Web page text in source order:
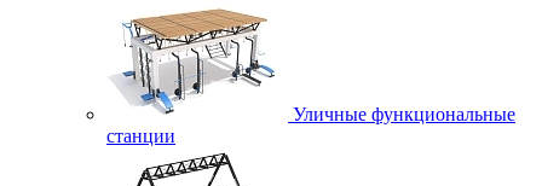
Уличные функциональные
станции